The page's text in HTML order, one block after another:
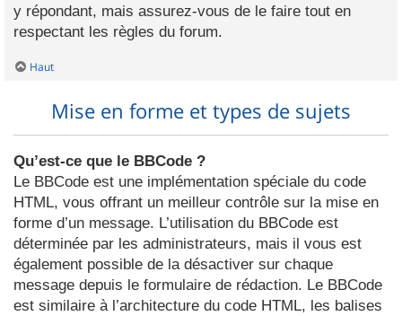
y répondant, mais assurez-vous de le faire tout en
respectant les règles du forum.
Haut
Mise en forme et types de sujets
Qu’est-ce que le BBCode ?
Le BBCode est une implémentation spéciale du code
HTML, vous offrant un meilleur contrôle sur la mise en
forme d’un message. L’utilisation du BBCode est
déterminée par les administrateurs, mais il vous est
également possible de la désactiver sur chaque
message depuis le formulaire de rédaction. Le BBCode
est similaire à l’architecture du code HTML, les balises